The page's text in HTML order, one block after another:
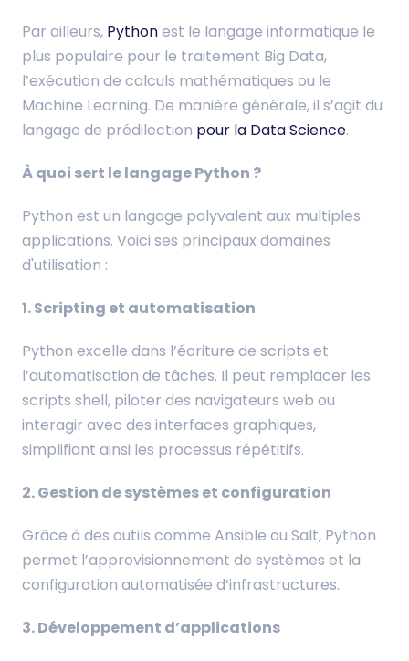
Par ailleurs, Pythonest le langage informatique le
plus populaire pour le traitement Big Data,
l’exécution de calculs mathématiques ou le
Machine Learning. De manière générale, il s’agit du
langage de prédilection pour la Data Science.
À quoi sert le langage Python ?
Python est un langage polyvalent aux multiples
applications. Voici ses principaux domaines
d'utilisation :
1. Scripting et automatisation
Python excelle dans l’écriture de scripts et
l’automatisation de tâches. Il peut remplacer les
scripts shell, piloter des navigateurs web ou
interagir avec des interfaces graphiques,
simplifiant ainsi les processus répétitifs.
2. Gestion de systèmes et configuration
Grâce à des outils comme Ansible ou Salt, Python
permet l’approvisionnement de systèmes et la
configuration automatisée d’infrastructures.
3. Développement d’applications